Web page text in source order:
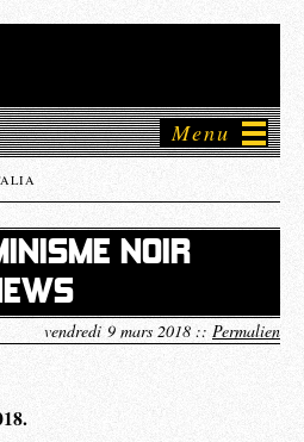
Menu
NOIR
vendredi 9 mars 2018 :: Permalien